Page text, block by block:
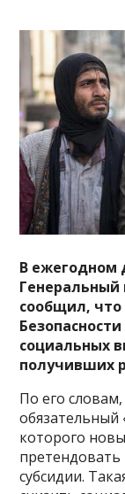
В ежегодном
Генеральный
сообщил, что
социальных
получивших
По его
обязательный
которого
субсидии.